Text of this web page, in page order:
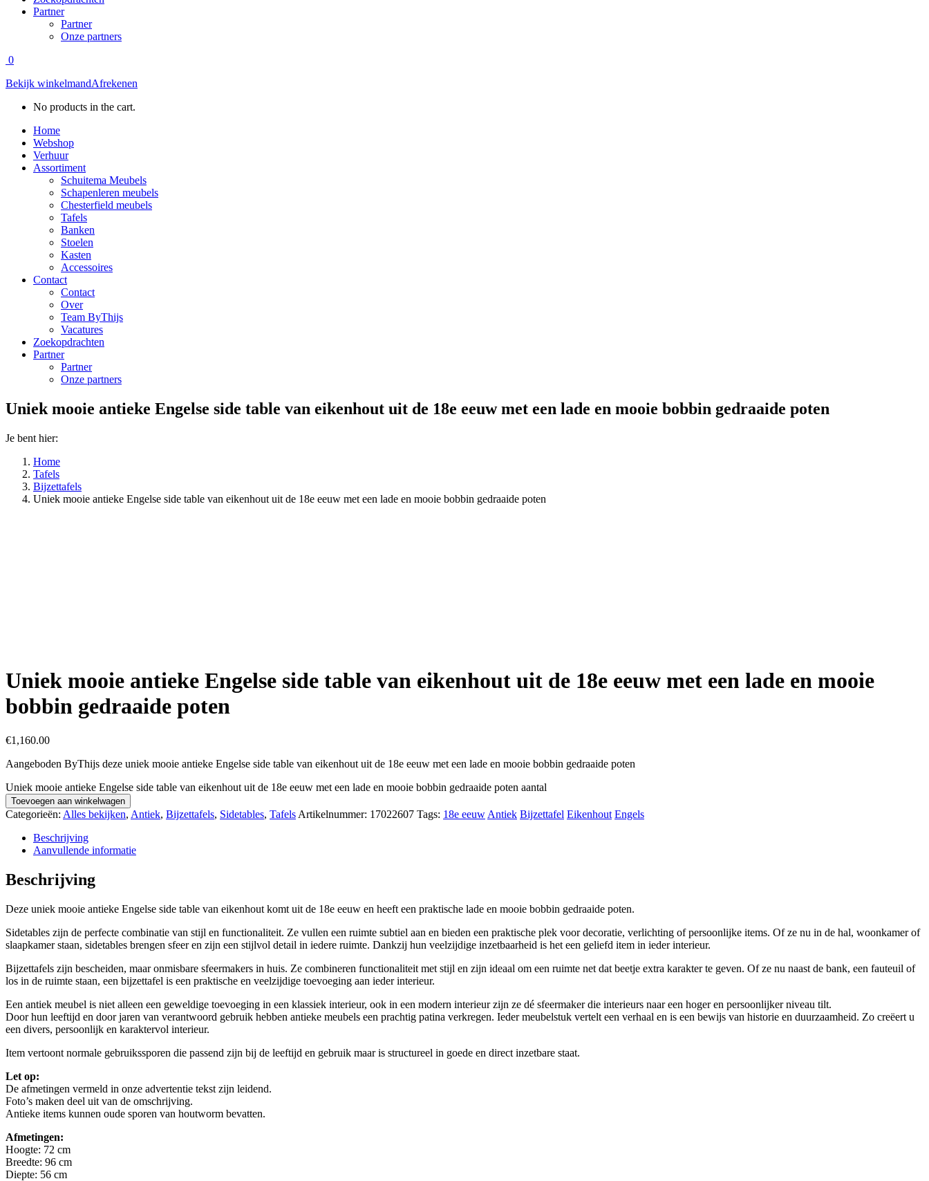
Partner
Partner
Onze partners
0
Bekijk winkelmandAfrekenen
No products in the cart.
Home
Webshop
Verhuur
Assortiment
Schuitema Meubels
Schapenleren meubels
Chesterfield meubels
Tafels
Banken
Stoelen
Kasten
Accessoires
Contact
Contact
Over
Team ByThijs
Vacatures
Zoekopdrachten
Partner
Partner
Onze partners
Uniek mooie antieke Engelse side table van eikenhout uit de 18e eeuw met een lade en mooie bobbin gedraaide poten
Je bent hier:
Home
Tafels
Bijzettafels
Uniek mooie antieke Engelse side table van eikenhout uit de 18e eeuw met een lade en mooie bobbin gedraaide poten
Uniek mooie antieke Engelse side table van eikenhout uit de 18e eeuw met een lade en mooie
bobbin gedraaide poten
€1,160.00
Aangeboden ByThijs deze uniek mooie antieke Engelse side table van eikenhout uit de 18e eeuw met een lade en mooie bobbin gedraaide poten
Uniek mooie antieke Engelse side table van eikenhout uit de 18e eeuw met een lade en mooie bobbin gedraaide poten aantal
Toevoegen aan winkelwagen
Categorieën: Alles bekijken, Antiek, Bijzettafels, Sidetables, Tafels Artikelnummer: 17022607 Tags: 18e eeuw Antiek Bijzettafel Eikenhout Engels
Beschrijving
Aanvullende informatie
Beschrijving
Deze uniek mooie antieke Engelse side table van eikenhout komt uit de 18e eeuw en heeft een praktische lade en mooie bobbin gedraaide poten.
Sidetables zijn de perfecte combinatie van stijl en functionaliteit. Ze vullen een ruimte subtiel aan en bieden een praktische plek voor decoratie, verlichting of persoonlijke items. Of ze nu in de hal, woonkamer of
slaapkamer staan, sidetables brengen sfeer en zijn een stijlvol detail in iedere ruimte. Dankzij hun veelzijdige inzetbaarheid is het een geliefd item in ieder interieur.
Bijzettafels zijn bescheiden, maar onmisbare sfeermakers in huis. Ze combineren functionaliteit met stijl en zijn ideaal om een ruimte net dat beetje extra karakter te geven. Of ze nu naast de bank, een fauteuil of
los in de ruimte staan, een bijzettafel is een praktische en veelzijdige toevoeging aan ieder interieur.
Een antiek meubel is niet alleen een geweldige toevoeging in een klassiek interieur, ook in een modern interieur zijn ze dé sfeermaker die interieurs naar een hoger en persoonlijker niveau tilt.
Door hun leeftijd en door jaren van verantwoord gebruik hebben antieke meubels een prachtig patina verkregen. Ieder meubelstuk vertelt een verhaal en is een bewijs van historie en duurzaamheid. Zo creëert u
een divers, persoonlijk en karaktervol interieur.
Item vertoont normale gebruikssporen die passend zijn bij de leeftijd en gebruik maar is structureel in goede en direct inzetbare staat.
Let op:
De afmetingen vermeld in onze advertentie tekst zijn leidend.
Foto’s maken deel uit van de omschrijving.
Antieke items kunnen oude sporen van houtworm bevatten.
Afmetingen:
Hoogte: 72 cm
Breedte: 96 cm
Diepte: 56 cm